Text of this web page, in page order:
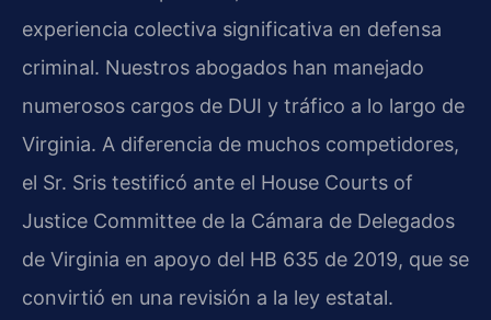
experiencia colectiva significativa en defensa
criminal. Nuestros abogados han manejado
numerosos cargos de DUI y tráfico a lo largo de
Virginia. A diferencia de muchos competidores,
el Sr. Sris testificó ante el House Courts of
Justice Committee de la Cámara de Delegados
de Virginia en apoyo del HB 635 de 2019, que se
convirtió en una revisión a la ley estatal.